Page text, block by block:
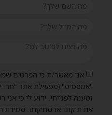
אני מאשר/ת כי הפרטים
"אמפסיס" (מפעילת אתר
ומענה לפנייתי. ידוע לי כי
את תיקונו או מחיקתו. מסירת